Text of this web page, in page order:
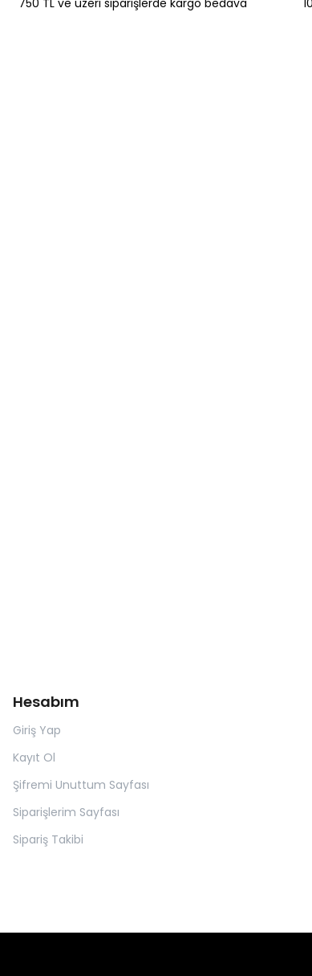
Hesabım
Giriş Yap
Kayıt Ol
Şifremi Unuttum Sayfası
Siparişlerim Sayfası
Sipariş Takibi